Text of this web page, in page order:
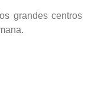
grandes centros